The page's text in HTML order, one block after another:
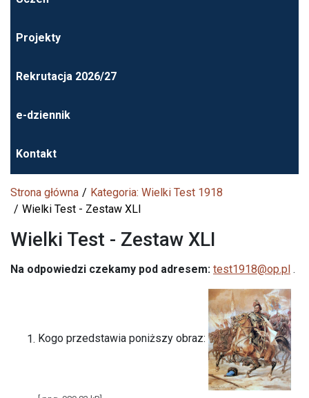
Projekty
Rekrutacja 2026/27
e-dziennik
Kontakt
Strona główna
Kategoria: Wielki Test 1918
Wielki Test - Zestaw XLI
Wielki Test - Zestaw XLI
Na odpowiedzi czekamy pod adresem: test1918@op.pl .
Kogo przedstawia poniższy obraz: